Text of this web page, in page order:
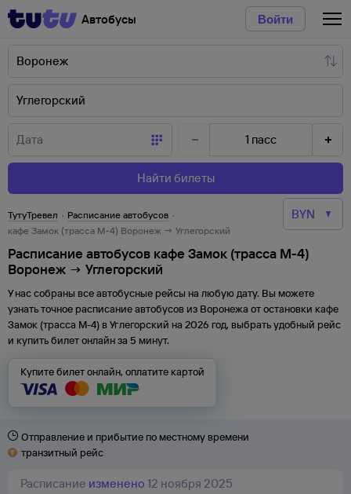
Автобусы Войти
1 пасс
Найти билеты
ТутуТревел · Расписание автобусов ·
кафе Замок (трасса М-4) Воронеж → Углегорский
Расписание автобусов кафе Замок (трасса М-4)
Воронеж → Углегорский
У нас собраны все автобусные рейсы на любую дату. Вы можете
узнать точное расписание автобусов из Воронежа отостановки кафе
Замок (трасса М-4) в Углегорский на 2026 год, выбрать удобный рейс
и купить билет онлайн за 5 минут.
Купите билет онлайн, оплатите картой
Отправление и прибытие по местному времени
транзитный рейс
Расписание изменено 12 ноября 2025